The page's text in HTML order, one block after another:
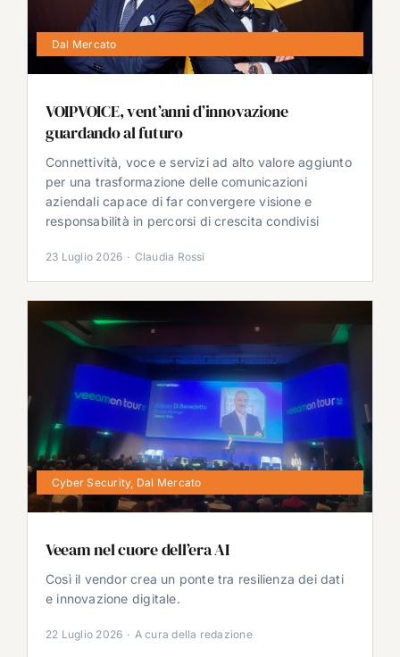
Dal Mercato
VOIPVOICE, vent’anni d’innovazione
guardando al futuro
Connettività, voce e servizi ad alto valore aggiunto
per una trasformazione delle comunicazioni
aziendali capace di far convergere visione e
responsabilità in percorsi di crescita condivisi
23 Luglio 2026 · Claudia Rossi
Cyber Security, Dal Mercato
Veeam nel cuore dell’era AI
Così il vendor crea un ponte tra resilienza dei dati
e innovazione digitale.
22 Luglio 2026 · A cura della redazione